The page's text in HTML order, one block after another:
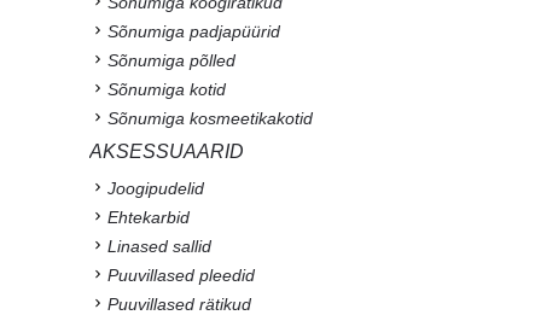
Sõnumiga padjapüürid
Sõnumiga põlled
Sõnumiga kotid
Sõnumiga kosmeetikakotid
AKSESSUAARID
Joogipudelid
Ehtekarbid
Linased sallid
Puuvillased pleedid
Puuvillased rätikud